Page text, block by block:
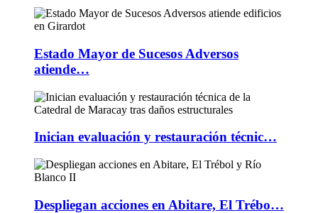
Estado Mayor de Sucesos Adversos
atiende…
Inician evaluación y restauración técnic…
Despliegan acciones en Abitare, El Trébo…